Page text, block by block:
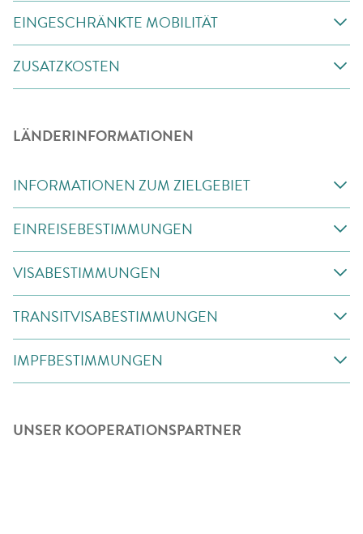
EINGESCHRÄNKTE MOBILITÄT
ZUSATZKOSTEN
LÄNDERINFORMATIONEN
INFORMATIONEN ZUM ZIELGEBIET
EINREISEBESTIMMUNGEN
VISABESTIMMUNGEN
TRANSITVISABESTIMMUNGEN
IMPFBESTIMMUNGEN
UNSER KOOPERATIONSPARTNER